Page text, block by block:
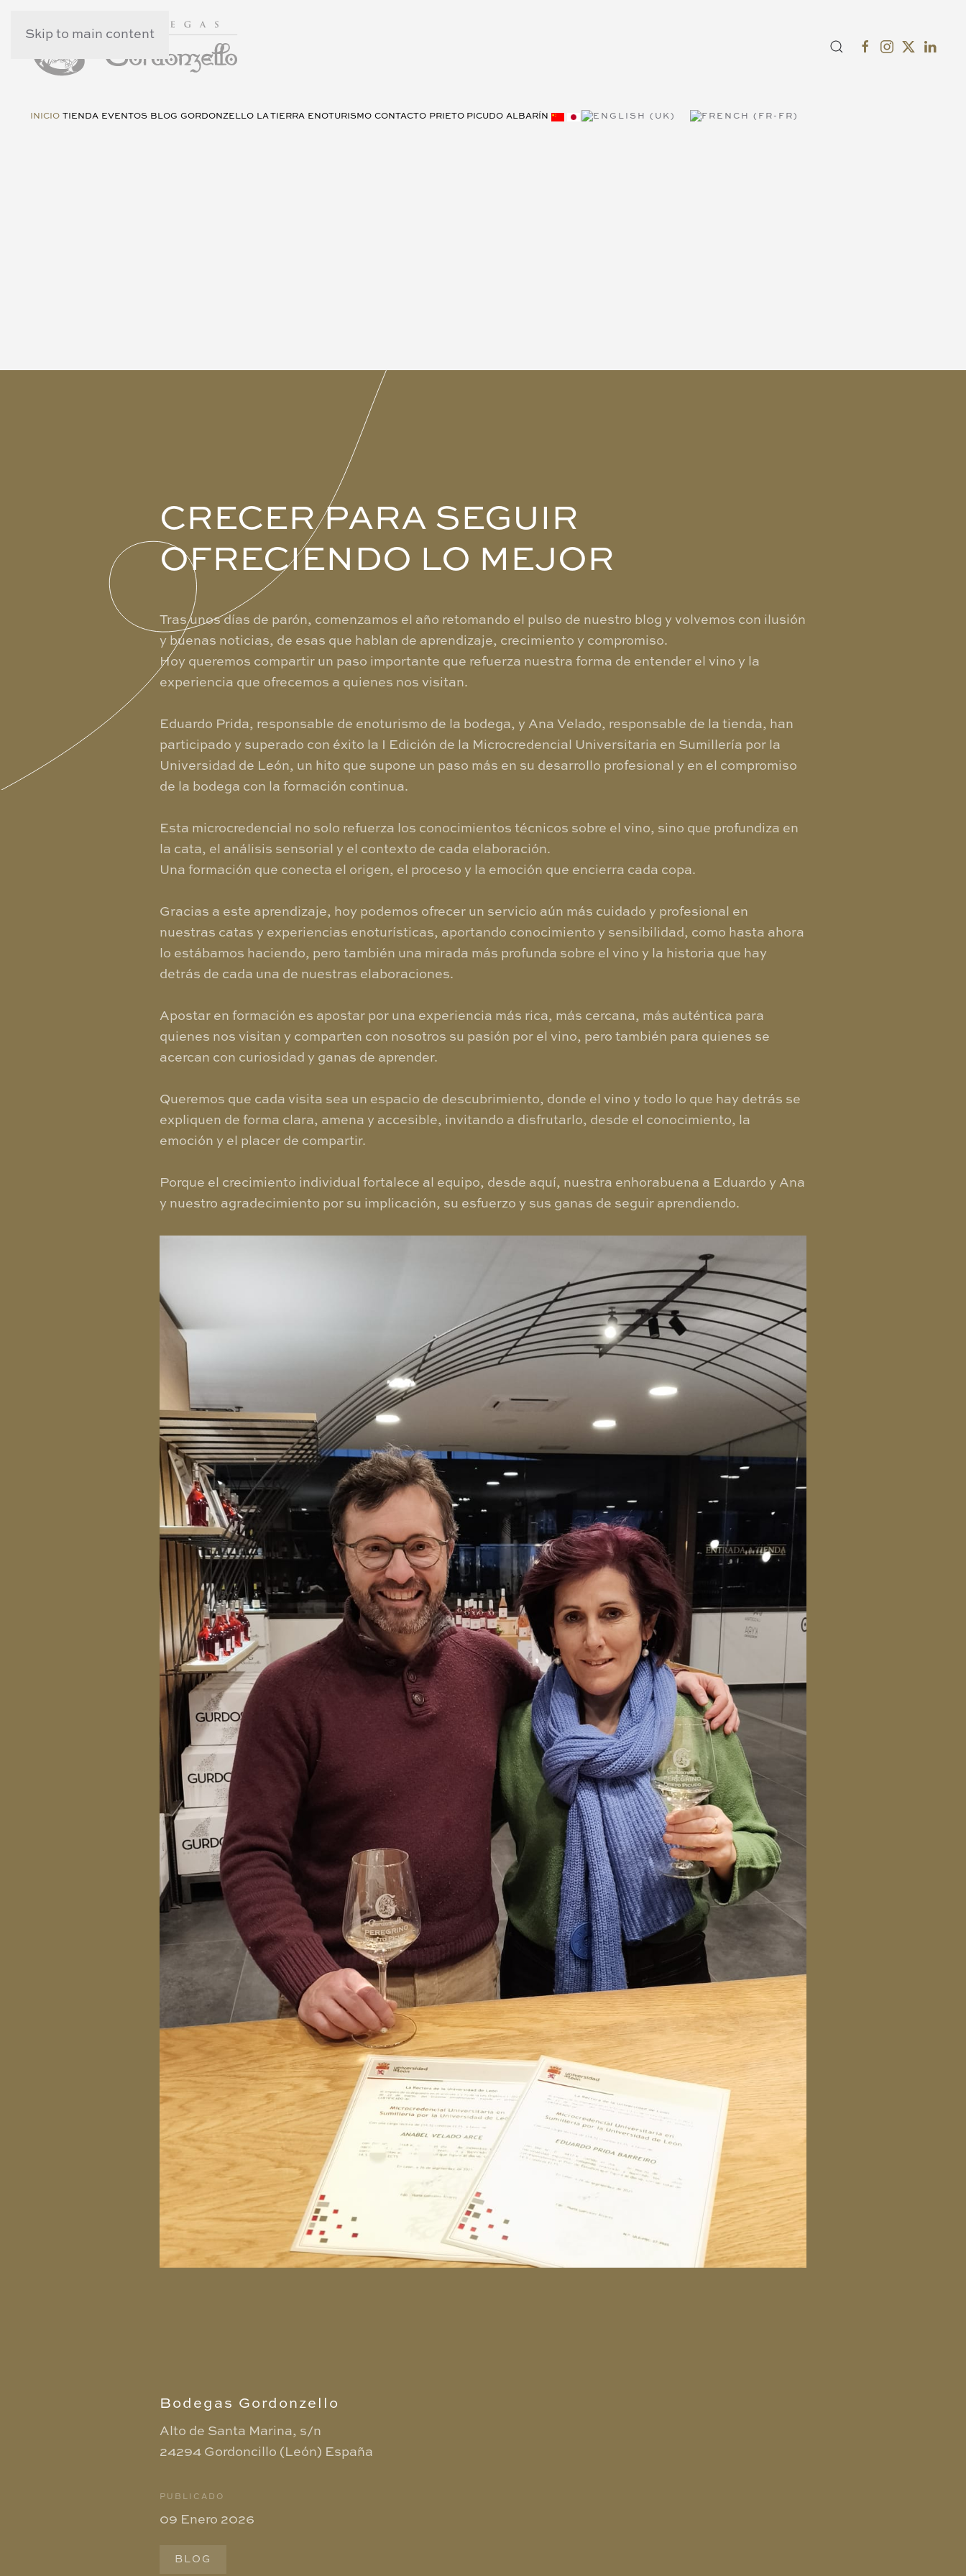
Skip to main content
INICIO TIENDA EVENTOS BLOG GORDONZELLO LA TIERRA ENOTURISMO CONTACTO PRIETO PICUDO ALBARÍN
CRECER PARA SEGUIR
OFRECIENDO LO MEJOR
Tras unos días de parón, comenzamos el año retomando el pulso de nuestro blog y volvemos con ilusión
y buenas noticias, de esas que hablan de aprendizaje, crecimiento y compromiso.
Hoy queremos compartir un paso importante que refuerza nuestra forma de entender el vino y la
experiencia que ofrecemos a quienes nos visitan.
Eduardo Prida, responsable de enoturismo de la bodega, y Ana Velado, responsable de la tienda, han
participado y superado con éxito la I Edición de la Microcredencial Universitaria en Sumillería por la
Universidad de León, un hito que supone un paso más en su desarrollo profesional y en el compromiso
de la bodega con la formación continua.
Esta microcredencial no solo refuerza los conocimientos técnicos sobre el vino, sino que profundiza en
la cata, el análisis sensorial y el contexto de cada elaboración.
Una formación que conecta el origen, el proceso y la emoción que encierra cada copa.
Gracias a este aprendizaje, hoy podemos ofrecer un servicio aún más cuidado y profesional en
nuestras catas y experiencias enoturísticas, aportando conocimiento y sensibilidad, como hasta ahora
lo estábamos haciendo, pero también una mirada más profunda sobre el vino y la historia que hay
detrás de cada una de nuestras elaboraciones.
Apostar en formación es apostar por una experiencia más rica, más cercana, más auténtica para
quienes nos visitan y comparten con nosotros su pasión por el vino, pero también para quienes se
acercan con curiosidad y ganas de aprender.
Queremos que cada visita sea un espacio de descubrimiento, donde el vino y todo lo que hay detrás se
expliquen de forma clara, amena y accesible, invitando a disfrutarlo, desde el conocimiento, la
emoción y el placer de compartir.
Porque el crecimiento individual fortalece al equipo, desde aquí, nuestra enhorabuena a Eduardo y Ana
y nuestro agradecimiento por su implicación, su esfuerzo y sus ganas de seguir aprendiendo.
Bodegas Gordonzello
Alto de Santa Marina, s/n
24294 Gordoncillo (León) España
PUBLICADO
09 Enero 2026
BLOG